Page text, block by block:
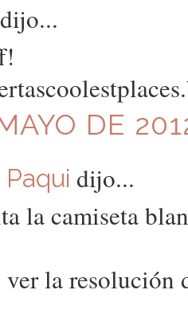
dijo...
DE
dijo...
la camiseta
la resolución